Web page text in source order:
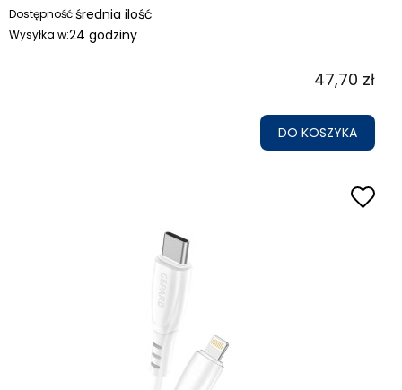
Dostępność:średnia ilość
Wysyłka w:24 godziny
47,70 zł
DO KOSZYKA